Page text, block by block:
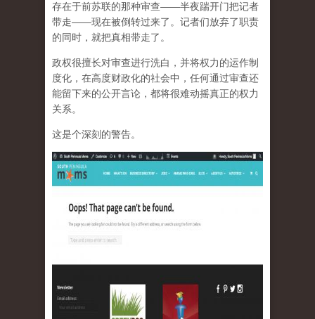
存在于前苏联的那种审查——半夜踹开门把记者
带走——现在被倒转过来了。记者们放弃了职责
的同时，就把真相带走了。
政权很擅长对审查进行洗白，并将权力的运作制
度化，在高度财政化的社会中，任何通过审查还
能留下来的公开言论，都将很难动摇真正的权力
关系。
这是个深刻的警告。